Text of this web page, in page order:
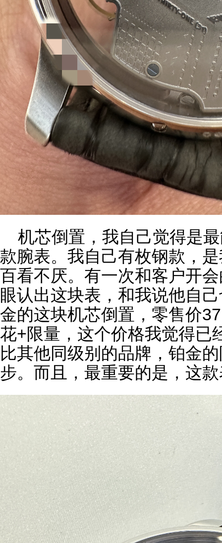
机芯倒置，我自己觉得是
款腕表。我自己有枚钢款，
百看不厌。有一次和客户开
眼认出这块表，和我说他自
金的这块机芯倒置，零售价
花+限量，这个价格我觉得已
比其他同级别的品牌，铂金
步。而且，最重要的是，这